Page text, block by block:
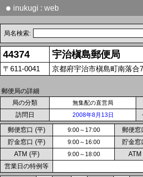
● inukugi : web
局名検索:
44374 宇治槇島郵便局
〒611-0041 京都府宇治市槇島町南落合
郵便局の詳細
局の分類
無集配の直営局
訪問日 2008年8月13日
郵便窓口 (平) 9:00～17:00 郵便窓
貯金窓口 (平) 9:00～16:00 貯金窓
ATM (平) 9:00～18:00 ATM
営業日の特例等